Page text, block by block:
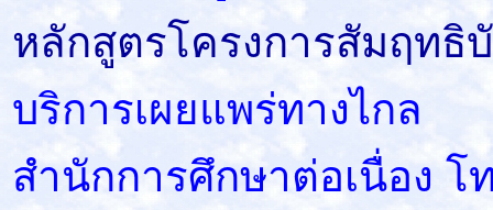
หลักสูตรโครงการสัมฤทธิ
บริการเผยแพร่ทางไกล
สำนักการศึกษาต่อเนื่อง โ